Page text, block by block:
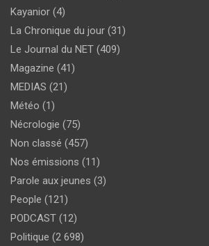
Kayanior (4)
La Chronique du jour (31)
Le Journal du NET (409)
Magazine (41)
MEDIAS (21)
Météo (1)
Nécrologie (75)
Non classé (457)
Nos émissions (11)
Parole aux jeunes (3)
People (121)
PODCAST (12)
Politique (2 698)